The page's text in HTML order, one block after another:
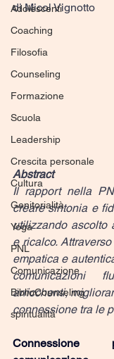
Adolescenti
Coaching
Filosofia
Counseling
Formazione
Scuola
Leadership
Crescita personale
Cultura
Genitorialità
Yoga
PNL
Comunicazione
BiblioCounseling
spiritualità
di Micol Vignotto
Abstract
Il rapport nella
creare sintonia e
utilizzando ascolto
e ricalco.
empatica e
comunicazioni
arricchenti,
connessione tra le
Connessione